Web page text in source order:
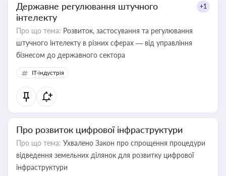
Державне регулювання штучного
інтелекту
+1
Про що тема: Розвиток, застосування та регулювання
штучного інтелекту в різних сферах — від управління
бізнесом до державного сектора
IT-індустрія
Про розвиток цифрової інфраструктури
Про що тема: Ухвалено Закон про спрощення процедури
відведення земельних ділянок для розвитку цифрової
інфраструктури